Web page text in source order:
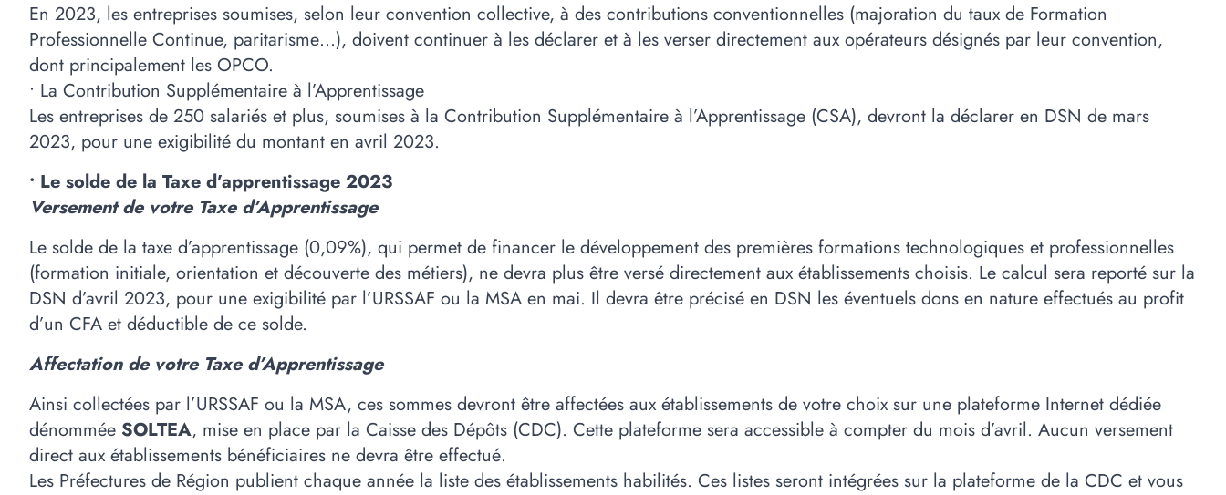
En 2023, les entreprises soumises, selon leur convention collective, à des contributions conventionnelles (majoration du taux de Formation
Professionnelle Continue, paritarisme…), doivent continuer à les déclarer et à les verser directement aux opérateurs désignés par leur convention,
dont principalement les OPCO.
• La Contribution Supplémentaire à l’Apprentissage
Les entreprises de 250 salariés et plus, soumises à la Contribution Supplémentaire à l’Apprentissage (CSA), devront la déclarer en DSN de mars
2023, pour une exigibilité du montant en avril 2023.
• Le solde de la Taxe d’apprentissage 2023
Versement de votre Taxe d’Apprentissage
Le solde de la taxe d’apprentissage (0,09%), qui permet de financer le développement des premières formations technologiques et professionnelles
(formation initiale, orientation et découverte des métiers), ne devra plus être versé directement aux établissements choisis. Le calcul sera reporté sur la
DSN d’avril 2023, pour une exigibilité par l’URSSAF ou la MSA en mai. Il devra être précisé en DSN les éventuels dons en nature effectués au profit
d’un CFA et déductible de ce solde.
Affectation de votre Taxe d’Apprentissage
Ainsi collectées par l’URSSAF ou la MSA, ces sommes devront être affectées aux établissements de votre choix sur une plateforme Internet dédiée
dénommée SOLTEA, mise en place par la Caisse des Dépôts (CDC). Cette plateforme sera accessible à compter du mois d’avril. Aucun versement
direct aux établissements bénéficiaires ne devra être effectué.
Les Préfectures de Région publient chaque année la liste des établissements habilités. Ces listes seront intégrées sur la plateforme de la CDC et vous